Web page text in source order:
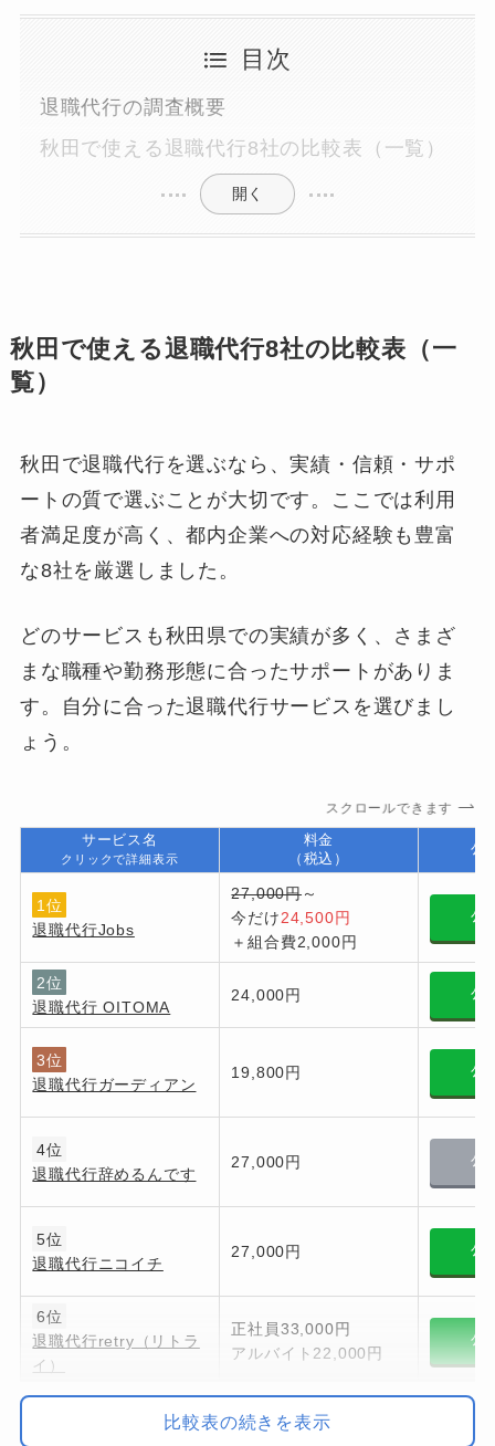
目次
退職代行の調査概要
秋田で使える退職代行8社の比較表（一覧）
開く
秋田で使える退職代行8社の比較表（一
覧）
秋田で退職代行を選ぶなら、実績・信頼・サポ
ートの質で選ぶことが大切です。ここでは利用
者満足度が高く、都内企業への対応経験も豊富
な8社を厳選しました。
どのサービスも秋田県での実績が多く、さまざ
まな職種や勤務形態に合ったサポートがありま
す。自分に合った退職代行サービスを選びまし
ょう。
スクロールできます
サービス名
クリックで詳細表示
料金
（税込）
公
1位
退職代行Jobs
27,000円～
今だけ24,500円
＋組合費2,000円
公
2位
退職代行 OITOMA
24,000円 公
3位
退職代行ガーディアン
19,800円 公
4位
退職代行辞めるんです
27,000円 公
5位
退職代行ニコイチ
27,000円 公
6位
退職代行retry（リトラ
イ）
正社員33,000円
アルバイト22,000円
公
27,500円～77,000円
比較表の続きを表示